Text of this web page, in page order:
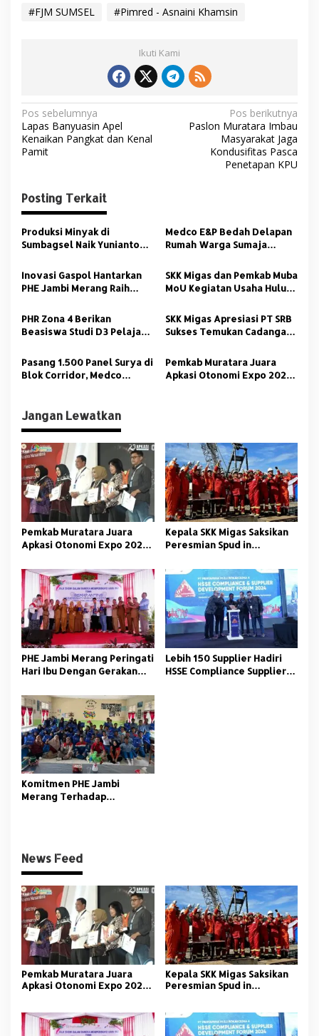
#FJM SUMSEL #Pimred - Asnaini Khamsin
Ikuti Kami
N
a
v
g
a
s
p
o
s
Pos sebelumnya
Lapas Banyuasin Apel
Kenaikan Pangkat dan Kenal
Pamit
Pos berikutnya
Paslon Muratara Imbau
Masyarakat Jaga
Kondusifitas Pasca
Penetapan KPU
Posting Terkait
Produksi Minyak di
Sumbagsel Naik Yunianto
Medco E&P Bedah Delapan
Rumah Warga Sumaja
Inovasi Gaspol Hantarkan
PHE Jambi Merang Raih
APQO 2025
SKK Migas dan Pemkab Muba
MoU Kegiatan Usaha Hulu
PHR Zona 4 Berikan
Beasiswa Studi D3 Pelajar
di Wilayah Operasi
SKK Migas Apresiasi PT SRB
Sukses Temukan Cadangan
Pasang 1.500 Panel Surya di
Blok Corridor, Medco
Pemkab Muratara Juara
Apkasi Otonomi Expo 2025
Jangan Lewatkan
Pemkab Muratara Juara
Apkasi Otonomi Expo 2025
SRMD
Kepala SKK Migas Saksikan
Peresmian Spud in
PHE Jambi Merang Peringati
Hari Ibu Dengan Gerakan
Lebih 150 Supplier Hadiri
HSSE Compliance Supplier
Komitmen PHE Jambi
Merang Terhadap
News Feed
Pemkab Muratara Juara
Apkasi Otonomi Expo 2025
Kepala SKK Migas Saksikan
Peresmian Spud in